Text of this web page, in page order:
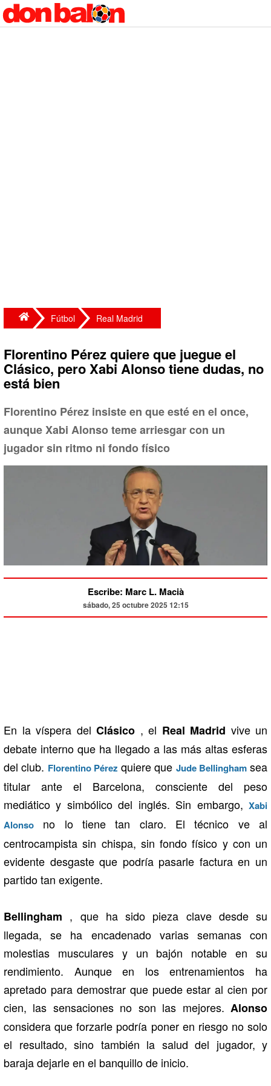
Fútbol Real Madrid
Florentino Pérez quiere que juegue el
Clásico, pero Xabi Alonso tiene dudas, no
está bien
Florentino Pérez insiste en que esté en el once,
aunque Xabi Alonso teme arriesgar con un
jugador sin ritmo ni fondo físico
Escribe: Marc L. Macià
sábado, 25 octubre 2025 12:15
En la víspera del Clásico , el Real Madrid vive un
debate interno que ha llegado a las más altas esferas
del club. Florentino Pérez quiere que Jude Bellinghamsea
titular ante el Barcelona, ​​consciente del peso
mediático y simbólico del inglés. Sin embargo, Xabi
Alonso no lo tiene tan claro. El técnico ve al
centrocampista sin chispa, sin fondo físico y con un
evidente desgaste que podría pasarle factura en un
partido tan exigente.
Bellingham , que ha sido pieza clave desde su
llegada, se ha encadenado varias semanas con
molestias musculares y un bajón notable en su
rendimiento. Aunque en los entrenamientos ha
apretado para demostrar que puede estar al cien por
cien, las sensaciones no son las mejores. Alonso
considera que forzarle podría poner en riesgo no solo
el resultado, sino también la salud del jugador, y
baraja dejarle en el banquillo de inicio.